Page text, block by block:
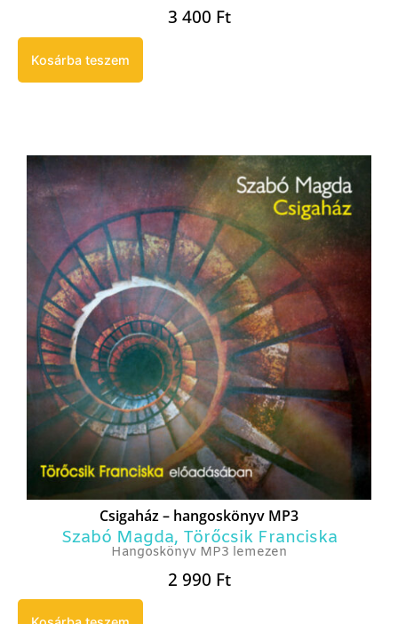
3 400 Ft
Kosárba teszem
Csigaház – hangoskönyv MP3
Szabó Magda, Törőcsik Franciska
Hangoskönyv MP3 lemezen
2 990 Ft